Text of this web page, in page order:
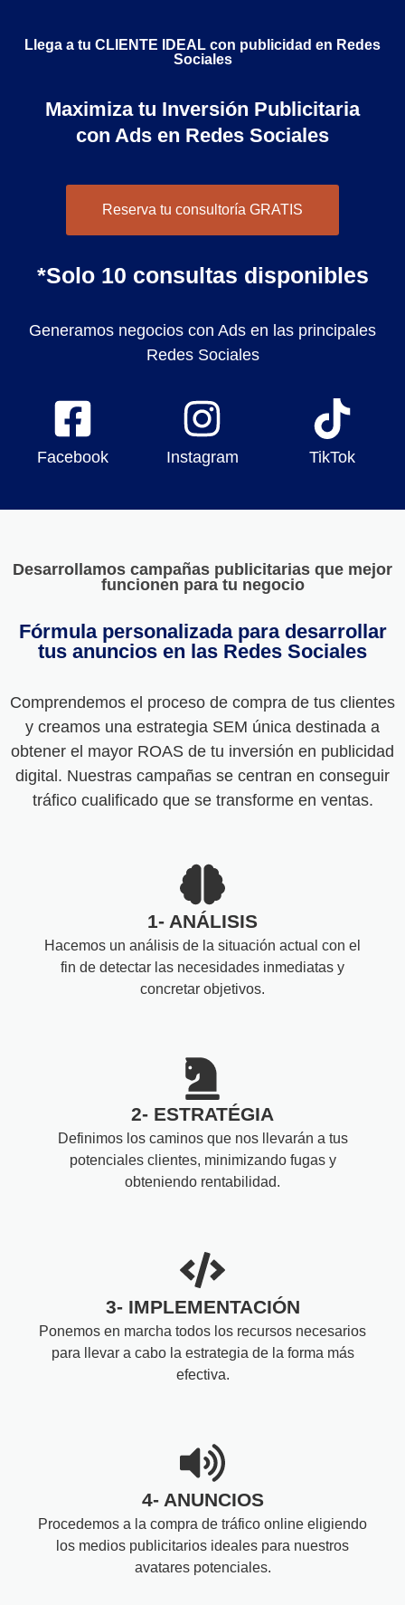
Llega a tu CLIENTE IDEAL con publicidad en Redes
Sociales
Maximiza tu Inversión Publicitaria
con Ads en Redes Sociales
Reserva tu consultoría GRATIS
*Solo 10 consultas disponibles
Generamos negocios con Ads en las principales
Redes Sociales
Facebook Instagram TikTok
Desarrollamos campañas publicitarias que mejor
funcionen para tu negocio
Fórmula personalizada para desarrollar
tus anuncios en las Redes Sociales
Comprendemos el proceso de compra de tus clientes
y creamos una estrategia SEM única destinada a
obtener el mayor ROAS de tu inversión en publicidad
digital. Nuestras campañas se centran en conseguir
tráfico cualificado que se transforme en ventas.
1- ANÁLISIS
Hacemos un análisis de la situación actual con el
fin de detectar las necesidades inmediatas y
concretar objetivos.
2- ESTRATÉGIA
Definimos los caminos que nos llevarán a tus
potenciales clientes, minimizando fugas y
obteniendo rentabilidad.
3- IMPLEMENTACIÓN
Ponemos en marcha todos los recursos necesarios
para llevar a cabo la estrategia de la forma más
efectiva.
4- ANUNCIOS
Procedemos a la compra de tráfico online eligiendo
los medios publicitarios ideales para nuestros
avatares potenciales.